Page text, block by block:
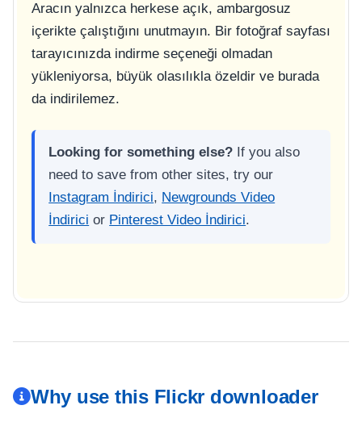
Aracın yalnızca herkese açık, ambargosuz
içerikte çalıştığını unutmayın. Bir fotoğraf sayfası
tarayıcınızda indirme seçeneği olmadan
yükleniyorsa, büyük olasılıkla özeldir ve burada
da indirilemez.
Looking for something else? If you also
need to save from other sites, try our
Instagram İndirici, Newgrounds Video
İndirici or Pinterest Video İndirici.
Why use this Flickr downloader